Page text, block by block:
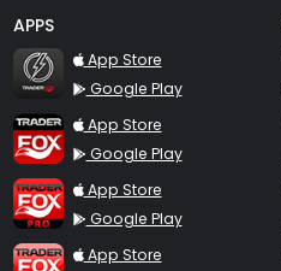
APPS
TraderFox Flash
App Store
Google Play
TraderFox App
App Store
Google Play
TraderFox Pro
App Store
Google Play
TraderFox dpa-AFX ProFeed
App Store